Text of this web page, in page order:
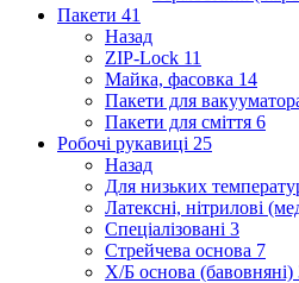
Пакети 41
Назад
ZIP-Lock 11
Майка, фасовка 14
Пакети для
Пакети для сміття 6
Робочі рукавиці 25
Назад
Для низьких
Латексні, нітрилові
Спеціалізовані 3
Стрейчева основа 7
Х/Б основа (бавовняні)